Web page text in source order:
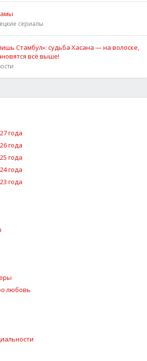
сериалы
Стамбул»: судьба Хасана — на волоске,
всё выше!
года
года
года
года
года
любовь